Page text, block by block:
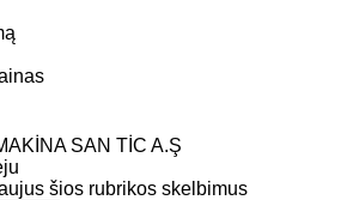
SAN TİC A.Ş
šios rubrikos skelbimus